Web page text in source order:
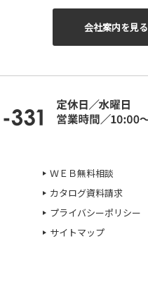
会社案内を見る
ＷＥＢ無料相談
カタログ資料請求
プライバシーポリシー
サイトマップ